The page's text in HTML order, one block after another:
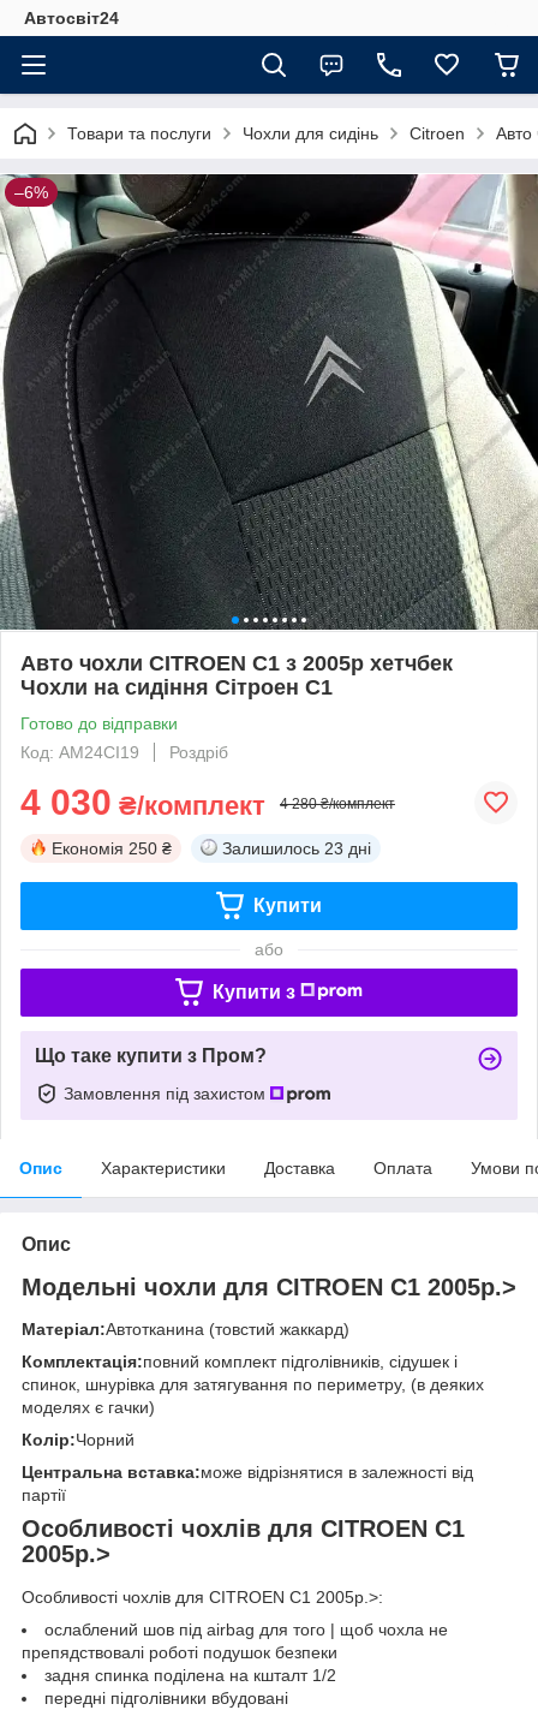
Автосвіт24
Товари та послуги Чохли для сидінь Citroen Авто
–6%
Авто чохли CITROEN C1 з 2005р хетчбек
Чохли на сидіння Сітроен C1
Готово до відправки
Код: AM24CI19
Роздріб
4 030 ₴/комплект 4 280 ₴/комплект
Економія 250 ₴ Залишилось 23 дні
Купити
або
Купити з
Що таке купити з Пром?
Замовлення під захистом
Опис Характеристики Доставка Оплата Умови
Опис
Модельні чохли для CITROEN C1 2005р.>
Матеріал:Автотканина (товстий жаккард)
Комплектація:повний комплект підголівників, сідушек і
спинок, шнурівка для затягування по периметру, (в деяких
моделях є гачки)
Колір:Чорний
Центральна вставка:може відрізнятися в залежності від
партії
Особливості чохлів для CITROEN C1
2005р.>
Особливості чохлів для CITROEN C1 2005р.>:
ослаблений шов під airbag для того | щоб чохла не
препядствовалі роботі подушок безпеки
задня спинка поділена на кшталт 1/2
передні підголівники вбудовані